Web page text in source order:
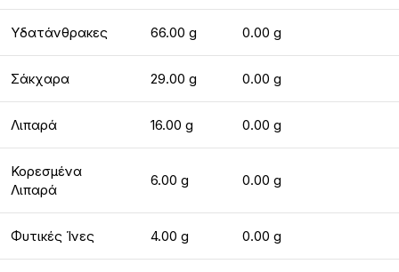
Υδατάνθρακες 66.00 g 0.00 g
Σάκχαρα 29.00 g 0.00 g
Λιπαρά 16.00 g 0.00 g
Κορεσμένα
Λιπαρά
6.00 g 0.00 g
Φυτικές Ίνες 4.00 g 0.00 g